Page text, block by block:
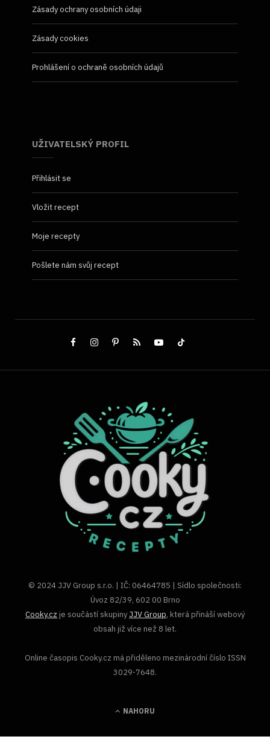
Zásady ochrany osobních údaji
Zásady cookies
Prohlášení o ochraně osobních údajů
UŽIVATELSKÝ PROFIL
Přihlásit se
Vložit recept
Moje recepty
Pošlete nám svůj recept
© 2024 JJV Group s.r.o. | IČ: 06464785 | Sídlo společnosti:
Úvoz 82/39, 602 00 Brno
Cooky.cz je součástí skupiny JJV Group, která přináší webový
obsah již více než 8 let.
Online časopis Cooky.cz má přiděleno mezinárodní číslo ISSN
3029-7648.
NAHORU